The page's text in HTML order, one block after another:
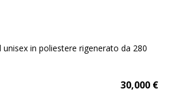
unisex in poliestere rigenerato da 280
30,000 €